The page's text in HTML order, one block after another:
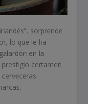
sorprende
lo que le ha
en la
certamen